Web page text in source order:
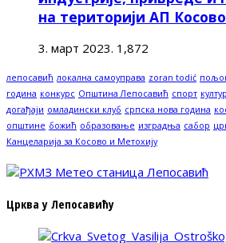
на територији АП
3. март 2023. 1,872
лепосавић локална самоуправа zoran todić
година конкурс Општина Лепосавић спорт
догађаји омладински клуб српска нова година
општине божић образовање изградња сабор
Канцеларија за Косово и Метохију
Црква у Лепосавићу